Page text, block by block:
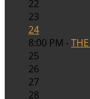
22
23
24
8:00 PM -
25
26
27
28